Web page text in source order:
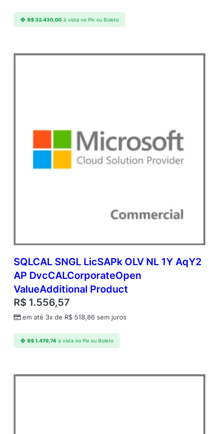
u
R$32.430,00 à vista no Pix ou Boleto
SQLCAL SNGL LicSAPk OLV NL 1Y AqY2
AP DvcCALCorporateOpen
ValueAdditional Product
R$ 1.556,57
em até 3x de R$ 518,86 sem juros
R$1.478,74 à vista no Pix ou Boleto